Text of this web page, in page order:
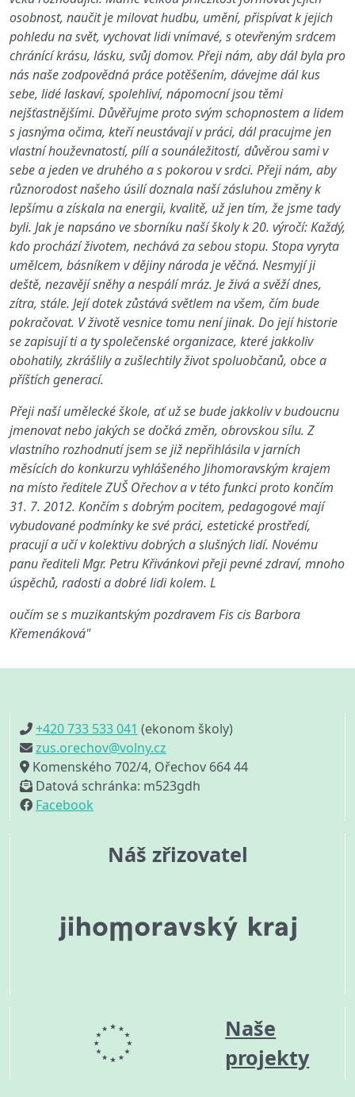
osobnost, naučit je milovat hudbu, umění, přispívat k jejich
pohledu na svět, vychovat lidi vnímavé, s otevřeným srdcem
chránící krásu, lásku, svůj domov. Přeji nám, aby dál byla pro
nás naše zodpovědná práce potěšením, dávejme dál kus
sebe, lidé laskaví, spolehliví, nápomocní jsou těmi
nejšťastnějšími. Důvěřujme proto svým schopnostem a lidem
s jasnýma očima, kteří neustávají v práci, dál pracujme jen
vlastní houževnatostí, pílí a sounáležitostí, důvěrou sami v
sebe a jeden ve druhého a s pokorou v srdci. Přeji nám, aby
různorodost našeho úsilí doznala naší zásluhou změny k
lepšímu a získala na energii, kvalitě, už jen tím, že jsme tady
byli. Jak je napsáno ve sborníku naší školy k 20. výročí: Každý,
kdo prochází životem, nechává za sebou stopu. Stopa vyryta
umělcem, básníkem v dějiny národa je věčná. Nesmyjí ji
deště, nezavějí sněhy a nespálí mráz. Je živá a svěží dnes,
zítra, stále. Její dotek zůstává světlem na všem, čím bude
pokračovat. V životě vesnice tomu není jinak. Do její historie
se zapisují ti a ty společenské organizace, které jakkoliv
obohatily, zkrášlily a zušlechtily život spoluobčanů, obce a
příštích generací.
Přeji naší umělecké škole, ať už se bude jakkoliv v budoucnu
jmenovat nebo jakých se dočká změn, obrovskou sílu. Z
vlastního rozhodnutí jsem se již nepřihlásila v jarních
měsících do konkurzu vyhlášeného Jihomoravským krajem
na místo ředitele ZUŠ Ořechov a v této funkci proto končím
31. 7. 2012. Končím s dobrým pocitem, pedagogové mají
vybudované podmínky ke své práci, estetické prostředí,
pracují a učí v kolektivu dobrých a slušných lidí. Novému
panu řediteli Mgr. Petru Křivánkovi přeji pevné zdraví, mnoho
úspěchů, radosti a dobré lidi kolem. L
oučím se s muzikantským pozdravem Fis cis Barbora
Křemenáková"
+420 733 533 041 (ekonom školy)
zus.orechov@volny.cz
Komenského 702/4, Ořechov 664 44
Datová schránka: m523gdh
Facebook
Náš zřizovatel
Naše
projekty